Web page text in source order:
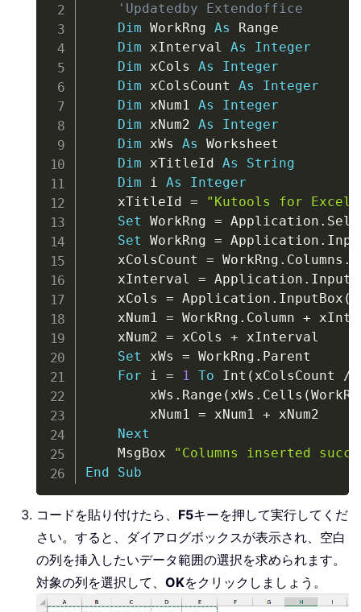
'Updatedby Extendoffice
Dim WorkRng As Range
Dim xInterval As
Integer
Dim xCols As
Integer
Dim xColsCount As
Integer
Dim xNum1 As
Integer
Dim xNum2 As
Integer
Dim xWs As Worksheet
Dim xTitleId As
String
Dim i As
Integer
    xTitleId
=
"Kutools for Excel"
Set WorkRng = Application .
Set WorkRng = Application .
    xColsCount
= WorkRng . Columns .
    xInterval
= Application .
    xCols
= Application . InputBox (
    xNum1
= WorkRng . Column +
    xNum2
= xCols + xInterval
Set xWs = WorkRng . Parent
For i = 1 To Int ( xColsCount /
        xWs
. Range ( xWs . Cells (
        xNum1
= xNum1 + xNum2
Next
    MsgBox
"Columns inserted
End
Sub
コードを貼り付けたら、 F5キーを押して実行してくだ
さい。すると、ダイアログボックスが表示され、空白
の列を挿入したいデータ範囲の選択を求められます。
対象の列を選択して、 OKをクリックしましょう。